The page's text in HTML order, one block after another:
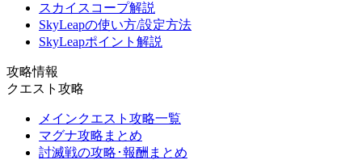
スカイスコープ解説
SkyLeapの使い方/設定方法
SkyLeapポイント解説
攻略情報
クエスト攻略
メインクエスト攻略一覧
マグナ攻略まとめ
討滅戦の攻略･報酬まとめ